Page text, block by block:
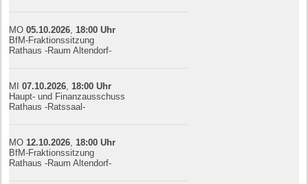
MO05.10.2026 18:00 Uhr
BfM-Fraktionssitzung
Rathaus -Raum Altendorf-
MI07.10.2026 18:00 Uhr
Haupt- und Finanzausschuss
Rathaus -Ratssaal-
MO 12.10.2026 18:00 Uhr
BfM-Fraktionssitzung
Rathaus -Raum Altendorf-